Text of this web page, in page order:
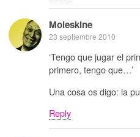
Moleskine
23 septiembre 2010
‘Tengo que jugar el
primero, tengo que…’
Una cosa os digo: la
Reply